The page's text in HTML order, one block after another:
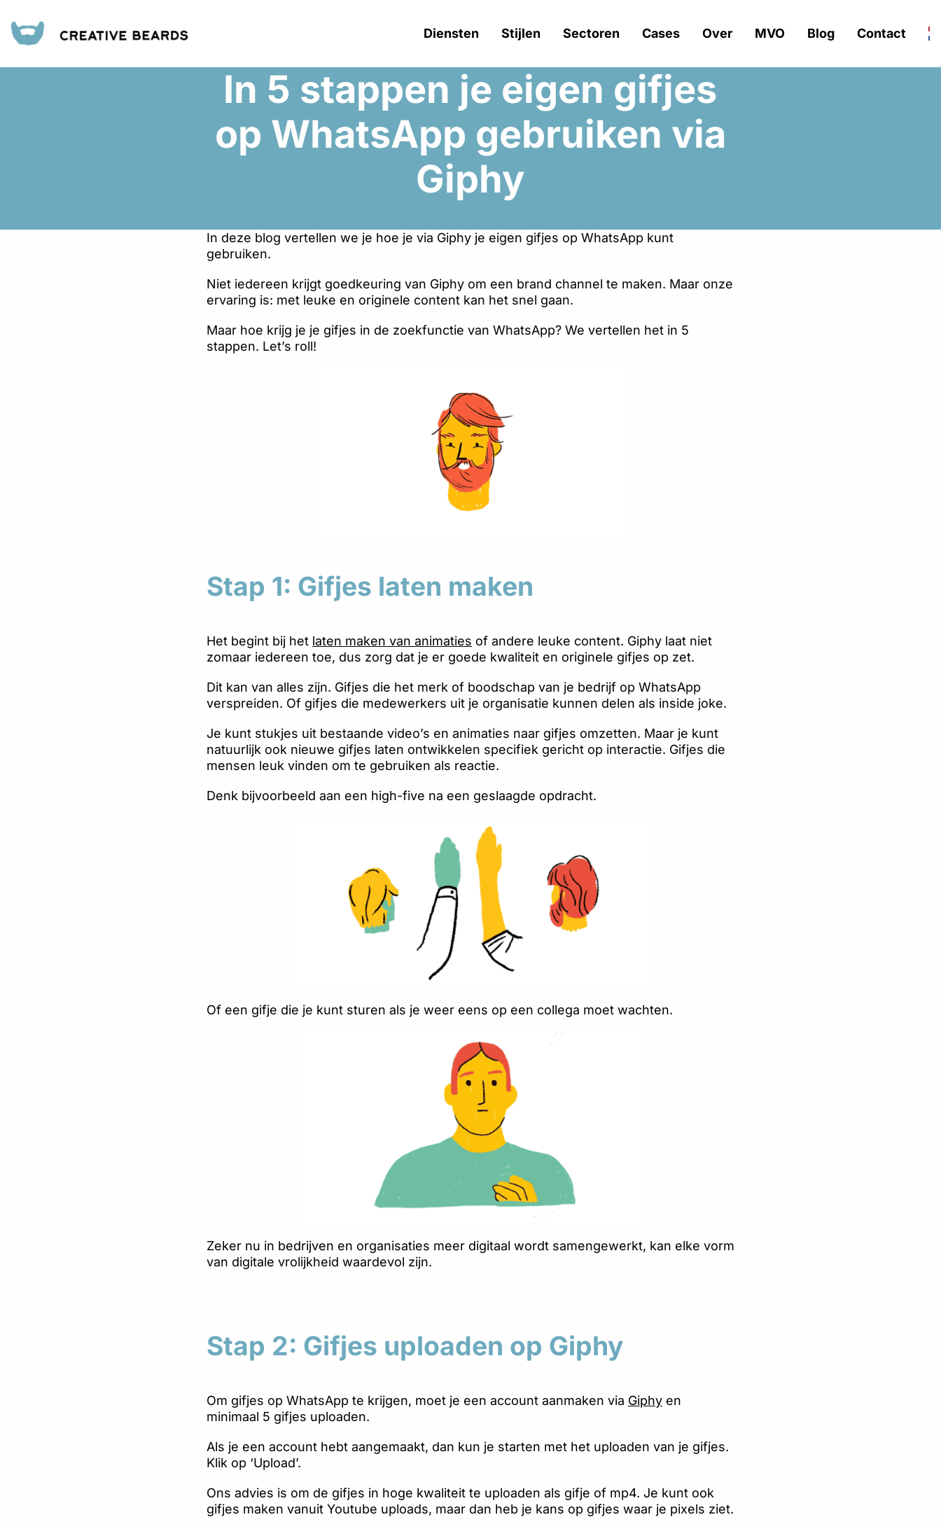
Diensten Stijlen Sectoren Cases Over MVO Blog Contact
In 5 stappen je eigen gifjes
op WhatsApp gebruiken via
Giphy
In deze blog vertellen we je hoe je via Giphy je eigen gifjes op WhatsApp kunt
gebruiken.
Niet iedereen krijgt goedkeuring van Giphy om een brand channel te maken. Maar onze
ervaring is: met leuke en originele content kan het snel gaan.
Maar hoe krijg je je gifjes in de zoekfunctie van WhatsApp? We vertellen het in 5
stappen. Let’s roll!
Stap 1: Gifjes laten maken
Het begint bij het laten maken van animaties of andere leuke content. Giphy laat niet
zomaar iedereen toe, dus zorg dat je er goede kwaliteit en originele gifjes op zet.
Dit kan van alles zijn. Gifjes die het merk of boodschap van je bedrijf op WhatsApp
verspreiden. Of gifjes die medewerkers uit je organisatie kunnen delen als inside joke.
Je kunt stukjes uit bestaande video’s en animaties naar gifjes omzetten. Maar je kunt
natuurlijk ook nieuwe gifjes laten ontwikkelen specifiek gericht op interactie. Gifjes die
mensen leuk vinden om te gebruiken als reactie.
Denk bijvoorbeeld aan een high-five na een geslaagde opdracht.
Of een gifje die je kunt sturen als je weer eens op een collega moet wachten.
Zeker nu in bedrijven en organisaties meer digitaal wordt samengewerkt, kan elke vorm
van digitale vrolijkheid waardevol zijn.
Stap 2: Gifjes uploaden op Giphy
Om gifjes op WhatsApp te krijgen, moet je een account aanmaken via Giphy en
minimaal 5 gifjes uploaden.
Als je een account hebt aangemaakt, dan kun je starten met het uploaden van je gifjes.
Klik op ‘Upload’.
Ons advies is om de gifjes in hoge kwaliteit te uploaden als gifje of mp4. Je kunt ook
gifjes maken vanuit Youtube uploads, maar dan heb je kans op gifjes waar je pixels ziet.